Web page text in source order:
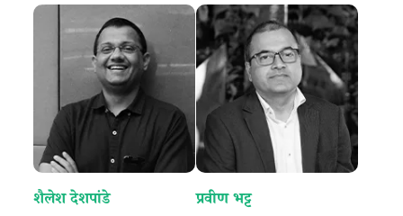
शैलेश देशपांडे प्रवीण भट्ट